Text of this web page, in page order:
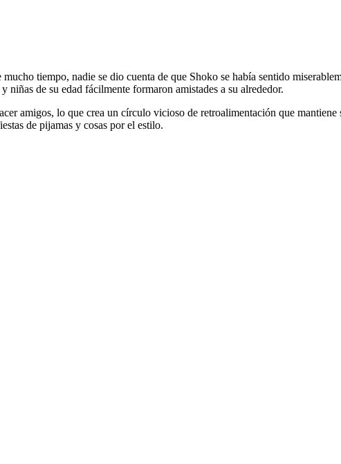
tiempo, nadie se dio cuenta de que Shoko se había sentido
de su edad fácilmente formaron amistades a su alrededor.
amigos, lo que crea un círculo vicioso de retroalimentación que
de pijamas y cosas por el estilo.